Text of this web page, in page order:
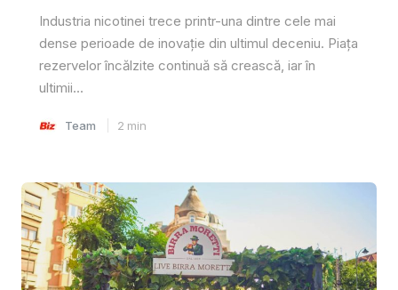
Industria nicotinei trece printr-una dintre cele mai
dense perioade de inovație din ultimul deceniu. Piața
rezervelor încălzite continuă să crească, iar în
ultimii...
Team 2 min